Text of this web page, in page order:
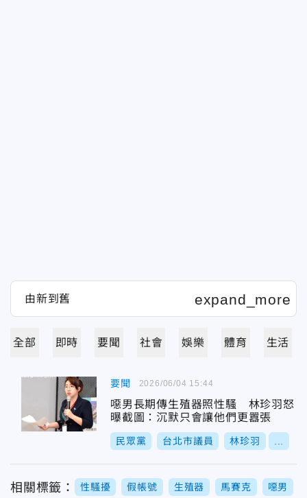
全部 即時 要聞 社會 娛樂 體育 生活
要聞
噁男長期傳生殖器照性騷 林珍羽怒
曝截圖：沉默只會讓他們更囂張
民眾黨 台北市議員 林珍羽
2026/06/04 15:44
相關標籤： 性騷擾 假帳號 生殖器 馬賽克 噁男